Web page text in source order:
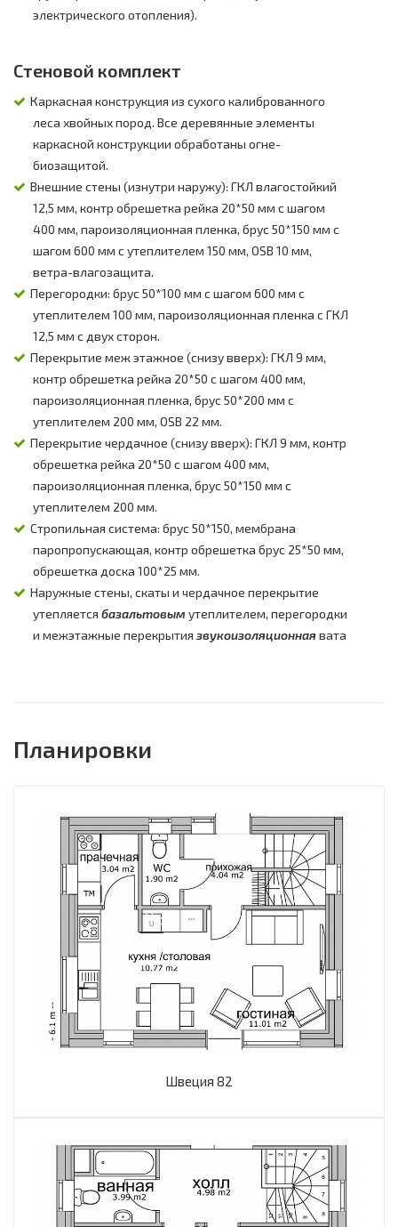
электрического отопления).
Стеновой комплект
Каркасная конструкция из сухого калиброванного
леса хвойных пород. Все деревянные элементы
каркасной конструкции обработаны огне-
биозащитой.
Внешние стены (изнутри наружу): ГКЛ влагостойкий
12,5 мм, контр обрешетка рейка 20*50 мм с шагом
400 мм, пароизоляционная пленка, брус 50*150 мм с
шагом 600 мм с утеплителем 150 мм, OSB 10 мм,
ветра-влагозащита.
Перегородки: брус 50*100 мм с шагом 600 мм с
утеплителем 100 мм, пароизоляционная пленка с ГКЛ
12,5 мм с двух сторон.
Перекрытие меж этажное (снизу вверх): ГКЛ 9 мм,
контр обрешетка рейка 20*50 с шагом 400 мм,
пароизоляционная пленка, брус 50*200 мм с
утеплителем 200 мм, OSB 22 мм.
Перекрытие чердачное (снизу вверх): ГКЛ 9 мм, контр
обрешетка рейка 20*50 с шагом 400 мм,
пароизоляционная пленка, брус 50*150 мм с
утеплителем 200 мм.
Стропильная система: брус 50*150, мембрана
паропропускающая, контр обрешетка брус 25*50 мм,
обрешетка доска 100*25 мм.
Наружные стены, скаты и чердачное перекрытие
утепляется базальтовым утеплителем, перегородки
и межэтажные перекрытия звукоизоляционнаявата
Планировки
Швеция 82